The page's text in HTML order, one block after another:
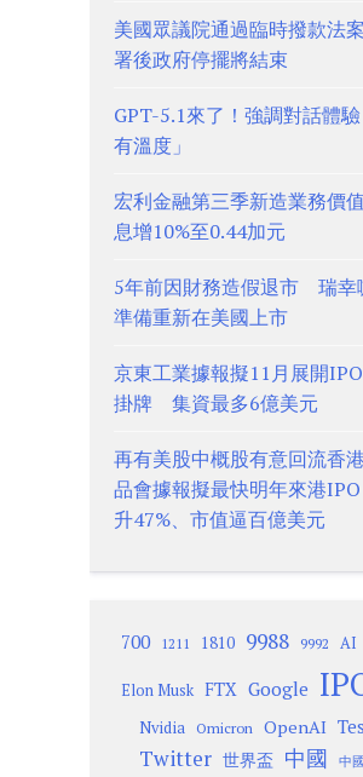
美國眾議院通過臨時撥款法
署後政府停擺將結束
GPT-5.1來了！強調對話體
有溫度」
宏利金融第三季新造業務價
息增10%至0.44加元
5年前因財務造假退市 瑞幸
準備重新在美國上市
京東工業據報擬11月展開
掛牌 集資最多6億美元
再有美股中概股有意回流香
品會據報擬最快明年來港
升47%、市值逼百億美元
700 1211 1810 9988 9992 AI
Elon Musk FTX Google
Nvidia Omicron OpenAI
Twitter 世界盃 中國 中